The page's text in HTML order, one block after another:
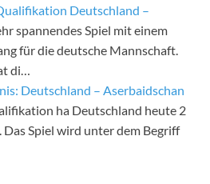
Deutschland –
spannendes Spiel mit einem
für die deutsche Mannschaft.
di…
Deutschland – Aserbaidschan
ha Deutschland heute 2
Das Spiel wird unter dem Begriff